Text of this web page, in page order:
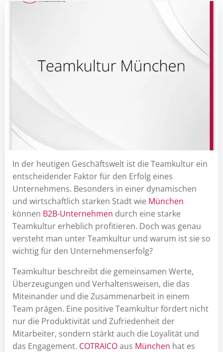
In der heutigen Geschäftswelt ist die Teamkultur ein
entscheidender Faktor für den Erfolg eines
Unternehmens. Besonders in einer dynamischen
und wirtschaftlich starken Stadt wie München
können B2B-Unternehmen durch eine starke
Teamkultur erheblich profitieren. Doch was genau
versteht man unter Teamkultur und warum ist sie so
wichtig für den Unternehmenserfolg?
Teamkultur beschreibt die gemeinsamen Werte,
Überzeugungen und Verhaltensweisen, die das
Miteinander und die Zusammenarbeit in einem
Team prägen. Eine positive Teamkultur fördert nicht
nur die Produktivität und Zufriedenheit der
Mitarbeiter, sondern stärkt auch die Loyalität und
das Engagement. COTRAICOaus München hat es